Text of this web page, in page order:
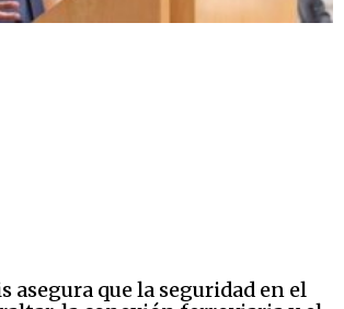
asegura que la seguridad en el